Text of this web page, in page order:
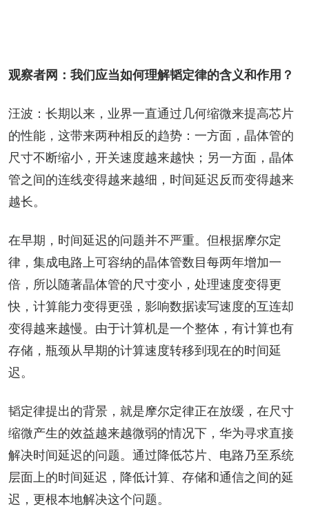
观察者网：我们应当如何理解韬定律的含义和作用？
汪波：长期以来，业界一直通过几何缩微来提高芯片
的性能，这带来两种相反的趋势：一方面，晶体管的
尺寸不断缩小，开关速度越来越快；另一方面，晶体
管之间的连线变得越来越细，时间延迟反而变得越来
越长。
在早期，时间延迟的问题并不严重。但根据摩尔定
律，集成电路上可容纳的晶体管数目每两年增加一
倍，所以随著晶体管的尺寸变小，处理速度变得更
快，计算能力变得更强，影响数据读写速度的互连却
变得越来越慢。由于计算机是一个整体，有计算也有
存储，瓶颈从早期的计算速度转移到现在的时间延
迟。
韬定律提出的背景，就是摩尔定律正在放缓，在尺寸
缩微产生的效益越来越微弱的情况下，华为寻求直接
解决时间延迟的问题。通过降低芯片、电路乃至系统
层面上的时间延迟，降低计算、存储和通信之间的延
迟，更根本地解决这个问题。